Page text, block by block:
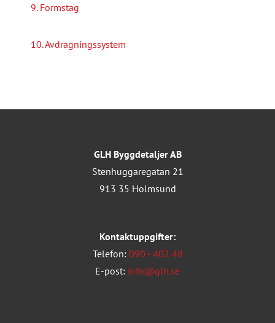
9. Formstag
10. Avdragningssystem
GLH Byggdetaljer AB
Stenhuggaregatan 21
913 35 Holmsund
Kontaktuppgifter:
Telefon: 090 - 402 48
E-post: info@glh.se